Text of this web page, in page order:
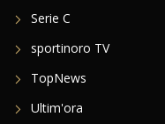
Serie C
sportinoro TV
TopNews
Ultim'ora